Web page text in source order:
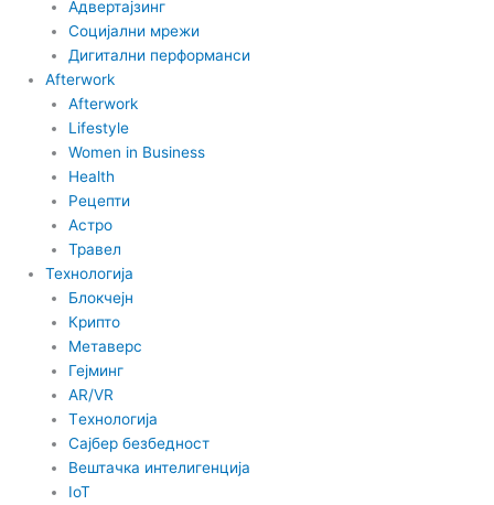
Адвертајзинг
Социјални мрежи
Дигитални перформанси
Afterwork
Afterwork
Lifestyle
Women in Business
Health
Рецепти
Астро
Травел
Технологија
Блокчејн
Крипто
Метаверс
Гејминг
AR/VR
Tехнологија
Сајбер безбедност
Вештачка интелигенција
IoT